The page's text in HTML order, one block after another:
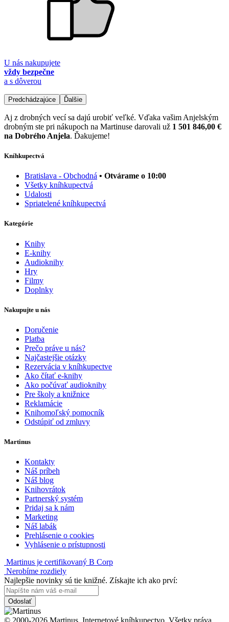
U nás nakupujete
vždy bezpečne
a s dôverou
Predchádzajúce Ďalšie
Aj z drobných vecí sa dajú urobiť veľké. Vďaka vašim Anjelským
drobným ste pri nákupoch na Martinuse darovali už 1 501 846,00 €
na Dobrého Anjela. Ďakujeme!
Kníhkupectvá
Bratislava - Obchodná • Otvárame o 10:00
Všetky kníhkupectvá
Udalosti
Spriatelené kníhkupectvá
Kategórie
Knihy
E-knihy
Audioknihy
Hry
Filmy
Doplnky
Nakupujte u nás
Doručenie
Platba
Prečo práve u nás?
Najčastejšie otázky
Rezervácia v kníhkupectve
Ako čítať e-knihy
Ako počúvať audioknihy
Pre školy a knižnice
Reklamácie
Knihomoľský pomocník
Odstúpiť od zmluvy
Martinus
Kontakty
Náš príbeh
Náš blog
Knihovrátok
Partnerský systém
Pridaj sa k nám
Marketing
Náš labák
Prehlásenie o cookies
Vyhlásenie o prístupnosti
Martinus je certifikovaný B Corp
Nerobíme rozdiely
Najlepšie novinky sú tie knižné. Získajte ich ako prví:
Odoslať